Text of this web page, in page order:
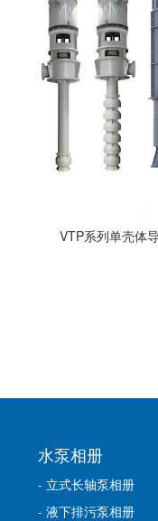
VTP系列单壳体
水泵相册
- 立式长轴泵相册
- 液下排污泵相册